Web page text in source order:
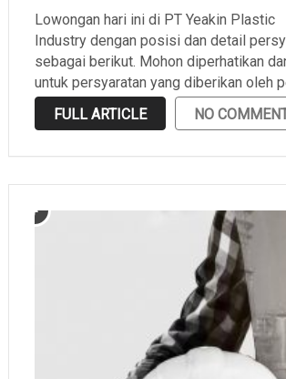
Lowongan hari ini di PT Yeakin Plastic
Industry dengan posisi dan detail
sebagai berikut. Mohon diperhatikan
untuk persyaratan yang diberikan oleh
sebelum melamar.
FULL ARTICLE NO